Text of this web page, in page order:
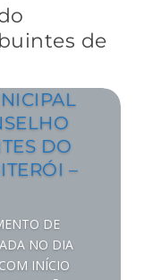
de
DO
–
DE
NO DIA
INÍCIO